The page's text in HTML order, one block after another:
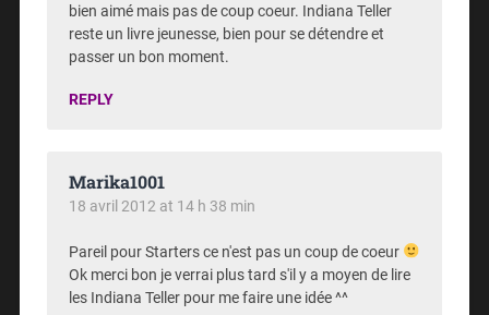
bien aimé mais pas de coup coeur. Indiana Teller
reste un livre jeunesse, bien pour se détendre et
passer un bon moment.
REPLY
Marika1001
18 avril 2012 at 14 h 38 min
Pareil pour Starters ce n'est pas un coup de coeur
Ok merci bon je verrai plus tard s'il y a moyen de lire
les Indiana Teller pour me faire une idée ^^